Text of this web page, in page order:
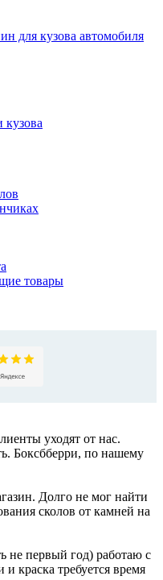
для кузова автомобиля
кузова
товары
уходят от нас.
Боксбберри, по нашему
Долго не мог найти
сколов от камней на
не первый год) работаю с
краска требуется время